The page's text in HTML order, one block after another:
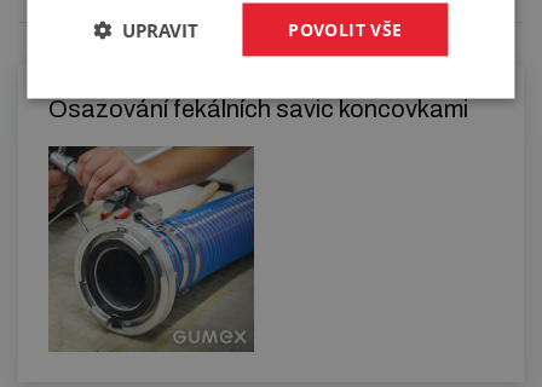
Osazování fekálních savic koncovkami
POVOLIT VŠE
UPRAVIT